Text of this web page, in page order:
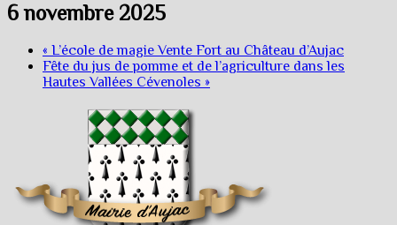
6 novembre 2025
« L’école de magie Vente Fort au Château d’Aujac
Fête du jus de pomme et de l’agriculture dans les
Hautes Vallées Cévenoles »